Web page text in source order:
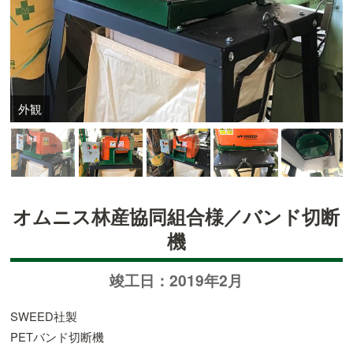
外観
オムニス林産協同組合様／バンド切断
機
竣工日：2019年2月
SWEED社製
PETバンド切断機